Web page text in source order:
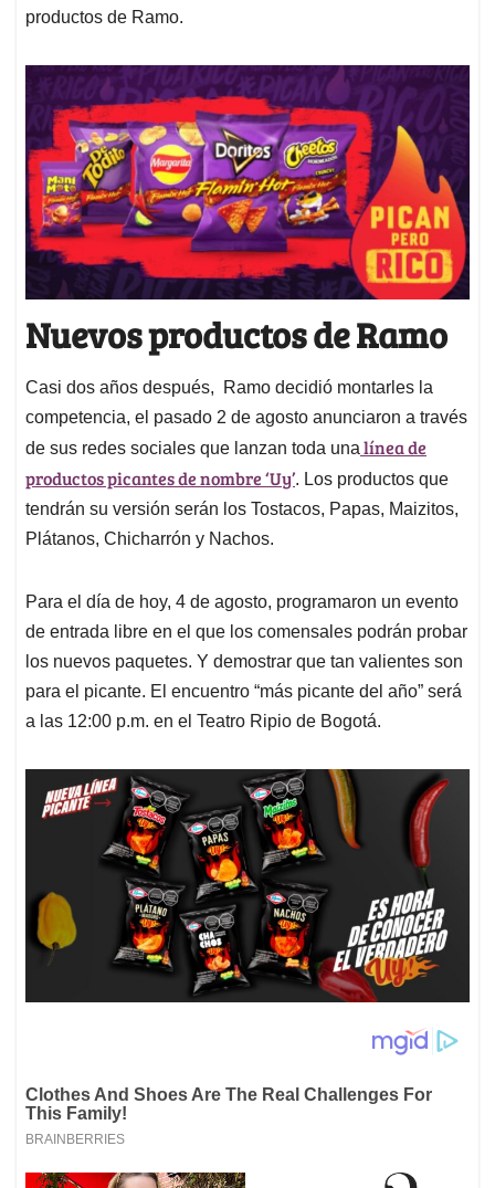
productos de Ramo.
Nuevos productos de Ramo
Casi dos años después, Ramo decidió montarles la
competencia, el pasado 2 de agosto anunciaron a través
de sus redes sociales que lanzan toda una línea de
productos picantes de nombre ‘Uy’. Los productos que
tendrán su versión serán los Tostacos, Papas, Maizitos,
Plátanos, Chicharrón y Nachos.
Para el día de hoy, 4 de agosto, programaron un evento
de entrada libre en el que los comensales podrán probar
los nuevos paquetes. Y demostrar que tan valientes son
para el picante. El encuentro “más picante del año” será
a las 12:00 p.m. en el Teatro Ripio de Bogotá.